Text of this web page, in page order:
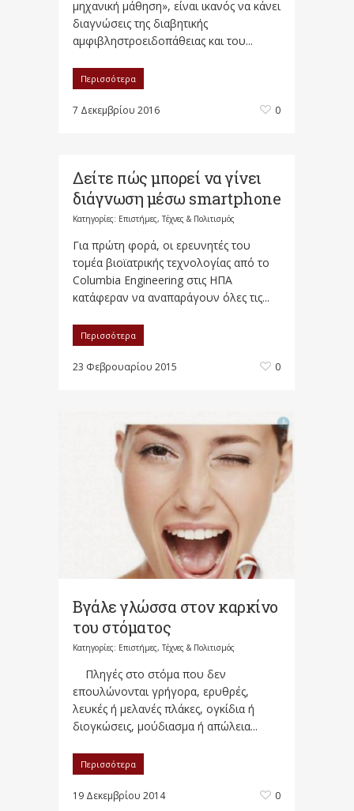
μηχανική μάθηση», είναι ικανός να κάνει
διαγνώσεις της διαβητικής
αμφιβληστροειδοπάθειας και του...
Περισσότερα
7 Δεκεμβρίου 2016 0
Δείτε πώς μπορεί να γίνει
διάγνωση μέσω smartphone
Κατηγορίες: Επιστήμες, Τέχνες & Πολιτισμός
Για πρώτη φορά, οι ερευνητές του
τομέα βιοϊατρικής τεχνολογίας από το
Columbia Engineering στις ΗΠΑ
κατάφεραν να αναπαράγουν όλες τις...
Περισσότερα
23 Φεβρουαρίου 2015 0
Βγάλε γλώσσα στον καρκίνο
του στόματος
Κατηγορίες: Επιστήμες, Τέχνες & Πολιτισμός
Πληγές στο στόμα που δεν
επουλώνονται γρήγορα, ερυθρές,
λευκές ή μελανές πλάκες, ογκίδια ή
διογκώσεις, μούδιασμα ή απώλεια...
Περισσότερα
19 Δεκεμβρίου 2014 0